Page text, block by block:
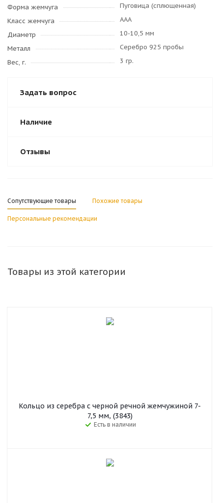
Форма жемчуга
Пуговица (сплющенная)
Класс жемчуга
AAA
Диаметр
10-10,5 мм
Металл
Серебро 925 пробы
Вес, г.
3 гр.
Задать вопрос
Наличие
Отзывы
Сопутствующие товары Похожие товары
Персональные рекомендации
Товары из этой категории
Кольцо из серебра с черной речной жемчужиной 7-
7,5 мм, (3843)
Есть в наличии